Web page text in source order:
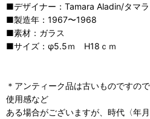
■デザイナー：Tamara Aladin/タマ
■製造年：1967〜1968
■素材：ガラス
■サイズ：φ5.5ｍ H18ｃｍ
＊アンティーク品は古いものですの
使用感など
ある場合がございますが、時代〈年